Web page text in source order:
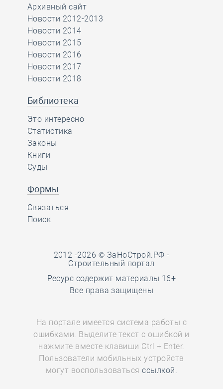
Архивный сайт
Новости 2012-2013
Новости 2014
Новости 2015
Новости 2016
Новости 2017
Новости 2018
Библиотека
Это интересно
Статистика
Законы
Книги
Суды
Формы
Связаться
Поиск
2012 -2026 © ЗаНоСтрой.РФ -
Строительный портал
Ресурс содержит материалы 16+
Все права защищены
На портале имеется система работы с
ошибками. Выделите текст с ошибкой и
нажмите вместе клавиши Ctrl + Enter.
Пользователи мобильных устройств
могут воспользоватьсяссылкой.